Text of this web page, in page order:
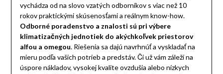
vychádza od na slovo vzatých odborníkov s viac než 10
rokov praktickými skúsenosťami a reálnym know-how.
Odborné poradenstvo a znalosti sú pri výbere
klimatizačných jednotiek do akýchkoľvek priestorov
alfou a omegou. Riešenia sa dajú navrhnúť a vyskladať na
mieru podľa vašich potrieb a predstáv. Či už vám záleží na
úspore nákladov, vysokej kvalite ovzdušia alebo nízkych